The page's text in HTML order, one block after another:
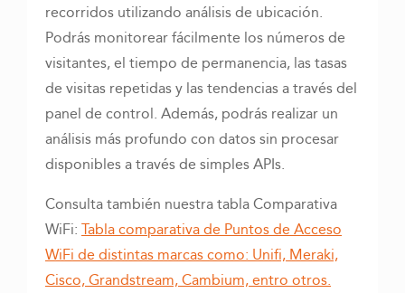
recorridos utilizando análisis de ubicación.
Podrás monitorear fácilmente los números de
visitantes, el tiempo de permanencia, las tasas
de visitas repetidas y las tendencias a través del
panel de control. Además, podrás realizar un
análisis más profundo con datos sin procesar
disponibles a través de simples APIs.
Consulta también nuestra tabla Comparativa
WiFi: Tabla comparativa de Puntos de Acceso
WiFi de distintas marcas como: Unifi, Meraki,
Cisco, Grandstream, Cambium, entro otros.